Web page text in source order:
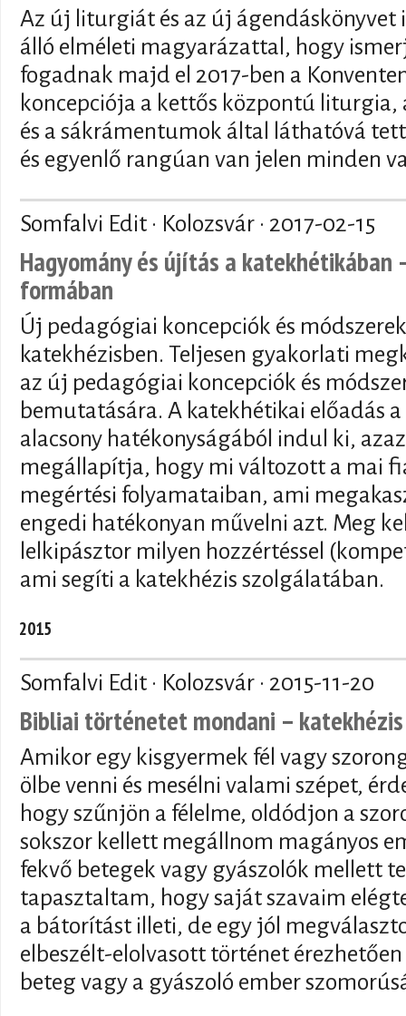
Az új liturgiát és az új ágendáskönyvet
álló elméleti magyarázattal, hogy
fogadnak majd el 2017-ben a
koncepciója a kettős központú liturgia,
és a sákrámentumok által láthatóvá
és egyenlő rangúan van jelen minden
Somfalvi Edit · Kolozsvár · 2017-02-15
Hagyomány és újítás a
formában
Új pedagógiai koncepciók és
katekhézisben. Teljesen gyakorlati
az új pedagógiai koncepciók és
bemutatására. A katekhétikai előadás
alacsony hatékonyságából indul ki,
megállapítja, hogy mi változott a mai
megértési folyamataiban, ami
engedi hatékonyan művelni azt. Meg
lelkipásztor milyen hozzértéssel
ami segíti a katekhézis szolgálatában.
2015
Somfalvi Edit · Kolozsvár · 2015-11-20
Bibliai történetet mondani –
Amikor egy kisgyermek fél vagy
ölbe venni és mesélni valami szépet,
hogy szűnjön a félelme, oldódjon a
sokszor kellett megállnom magányos
fekvő betegek vagy gyászolók mellett
tapasztaltam, hogy saját szavaim
a bátorítást illeti, de egy jól
elbeszélt-elolvasott történet
beteg vagy a gyászoló ember